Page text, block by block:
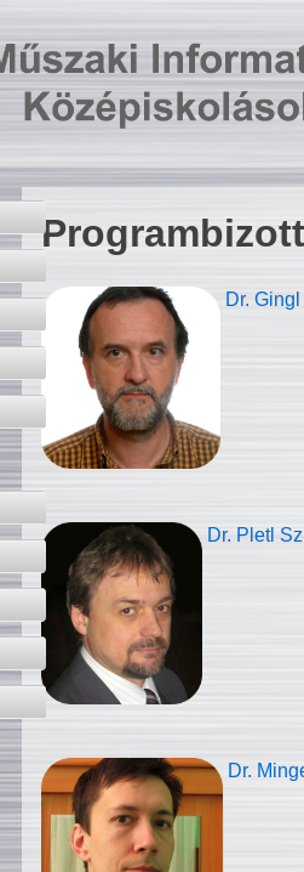
Dr.
Dr. Pletl
Dr.